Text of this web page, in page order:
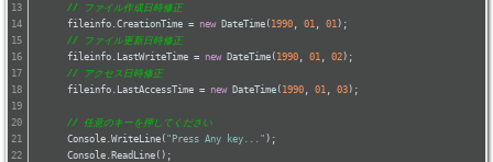
// ファイル作成日時修正
      fileinfo.CreationTime =
new DateTime( 1990 01 01 );
// ファイル更新日時修正
      fileinfo.LastWriteTime =
new DateTime( 1990 01 02 );
// アクセス日時修正
      fileinfo.LastAccessTime =
new DateTime( 1990 01 03 );
// 任意のキーを押してください
      Console.WriteLine(
"Press Any key..." );
      Console.ReadLine();